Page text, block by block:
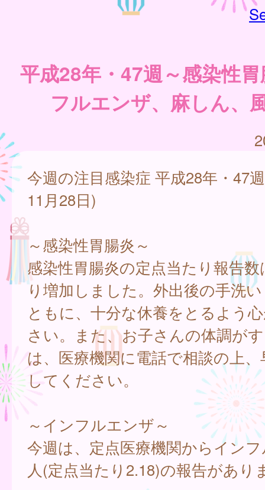
平成28年・47週～感染性
フルエンザ、麻しん、
今週の注目感染症 平成28年・47
11月28日)
～感染性胃腸炎～
感染性胃腸炎の定点当たり報告
り増加しました。外出後の手洗
ともに、十分な休養をとるよう
さい。また、お子さんの体調が
は、医療機関に電話で相談の上
してください。
～インフルエンザ～
今週は、定点医療機関からイン
人(定点当たり2.18)の報告があり